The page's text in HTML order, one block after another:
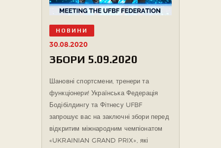
НОВИНИ
30.08.2020
ЗБОРИ 5.09.2020
Шановні спортсмени, тренери та
функціонери! Українська Федерація
Бодібілдингу та Фітнесу UFBF
запрошує вас на заключні збори перед
відкритим міжнародним чемпіонатом
«UKRAINIAN GRAND PRIX», які